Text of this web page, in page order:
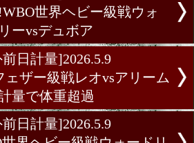
ミニマム級戦ジェル
クセⅡ
外前日計量]2026.5.16
イビス&ノーマン前日計
外前日計量]2026.5.16